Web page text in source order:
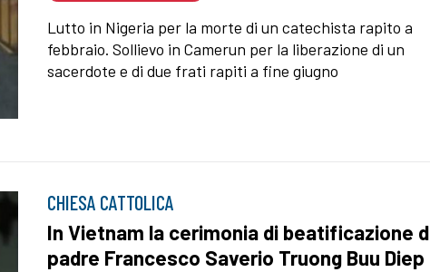
Lutto in Nigeria per la morte di un catechista rapito a
febbraio. Sollievo in Camerun per la liberazione di un
sacerdote e di due frati rapiti a fine giugno
CHIESA CATTOLICA
In Vietnam la cerimonia di beatificazione
padre Francesco Saverio Truong Buu Diep